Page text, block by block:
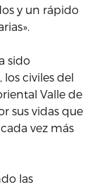
y un rápido
sido
civiles del
Valle de
sus vidas que
vez más
las